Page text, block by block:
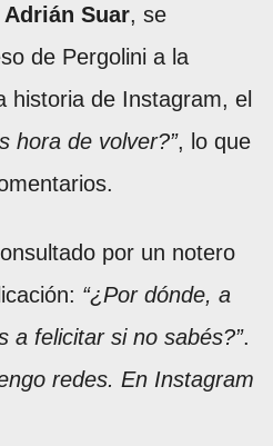
Adrián Suar, se
de Pergolini a la
historia de Instagram, el
hora de volver?”, lo que
por un notero
“¿Por dónde, a
a felicitar si no sabés?”.
redes. En Instagram